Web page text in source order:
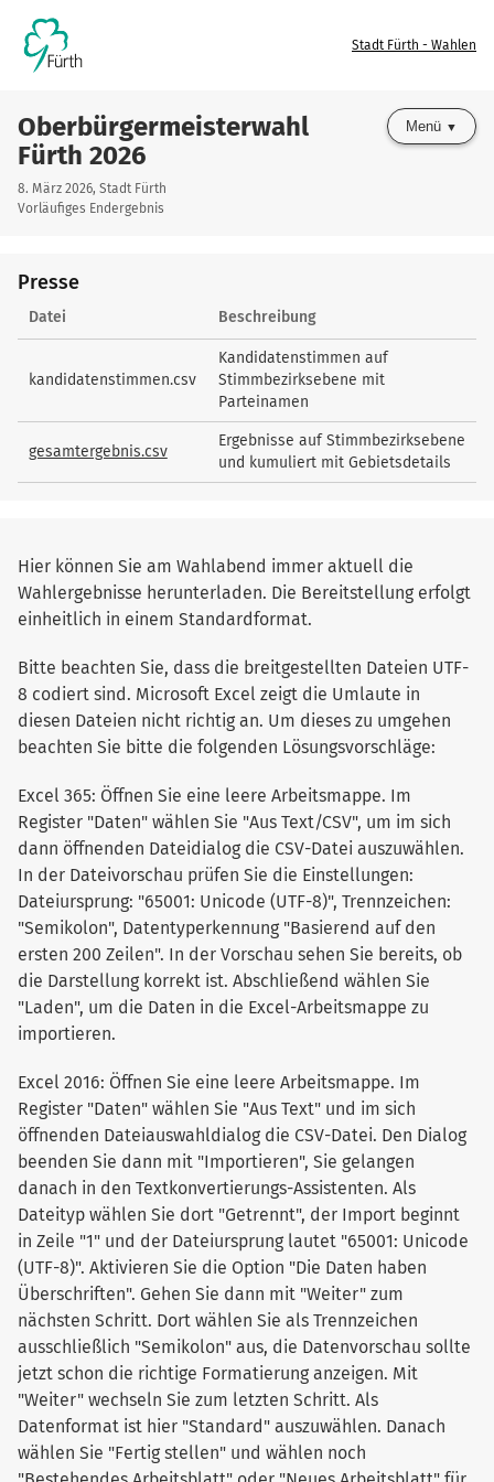
Stadt Fürth - Wahlen
Oberbürgermeisterwahl
Fürth 2026
8. März 2026, Stadt Fürth
Vorläufiges Endergebnis
Menü
Presse
Presse
Datei Beschreibung
kandidatenstimmen.csv
Kandidatenstimmen auf
Stimmbezirksebene mit
Parteinamen
gesamtergebnis.csv
Ergebnisse auf Stimmbezirksebene
und kumuliert mit Gebietsdetails
Hier können Sie am Wahlabend immer aktuell die
Wahlergebnisse herunterladen. Die Bereitstellung erfolgt
einheitlich in einem Standardformat.
Bitte beachten Sie, dass die breitgestellten Dateien UTF-
8 codiert sind. Microsoft Excel zeigt die Umlaute in
diesen Dateien nicht richtig an. Um dieses zu umgehen
beachten Sie bitte die folgenden Lösungsvorschläge:
Excel 365: Öffnen Sie eine leere Arbeitsmappe. Im
Register "Daten" wählen Sie "Aus Text/CSV", um im sich
dann öffnenden Dateidialog die CSV-Datei auszuwählen.
In der Dateivorschau prüfen Sie die Einstellungen:
Dateiursprung: "65001: Unicode (UTF-8)", Trennzeichen:
"Semikolon", Datentyperkennung "Basierend auf den
ersten 200 Zeilen". In der Vorschau sehen Sie bereits, ob
die Darstellung korrekt ist. Abschließend wählen Sie
"Laden", um die Daten in die Excel-Arbeitsmappe zu
importieren.
Excel 2016: Öffnen Sie eine leere Arbeitsmappe. Im
Register "Daten" wählen Sie "Aus Text" und im sich
öffnenden Dateiauswahldialog die CSV-Datei. Den Dialog
beenden Sie dann mit "Importieren", Sie gelangen
danach in den Textkonvertierungs-Assistenten. Als
Dateityp wählen Sie dort "Getrennt", der Import beginnt
in Zeile "1" und der Dateiursprung lautet "65001: Unicode
(UTF-8)". Aktivieren Sie die Option "Die Daten haben
Überschriften". Gehen Sie dann mit "Weiter" zum
nächsten Schritt. Dort wählen Sie als Trennzeichen
ausschließlich "Semikolon" aus, die Datenvorschau sollte
jetzt schon die richtige Formatierung anzeigen. Mit
"Weiter" wechseln Sie zum letzten Schritt. Als
Datenformat ist hier "Standard" auszuwählen. Danach
wählen Sie "Fertig stellen" und wählen noch